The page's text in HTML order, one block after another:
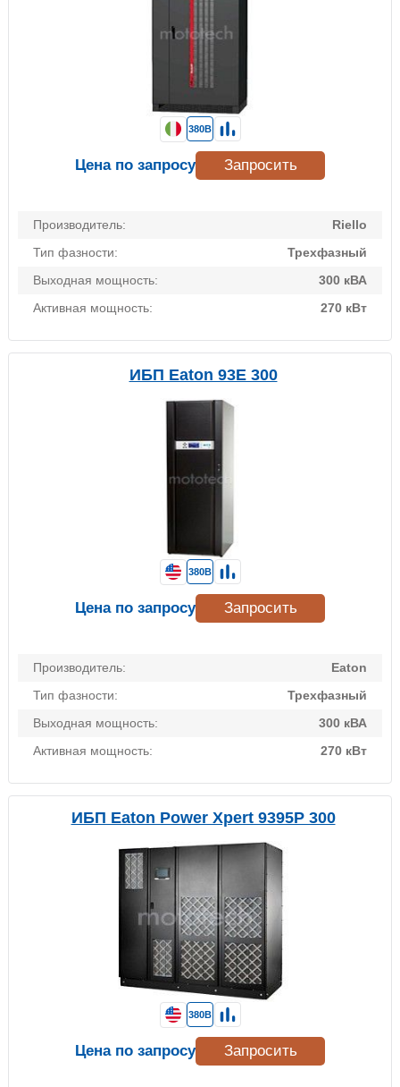
Производитель:
Riello
Тип фазности:
Трехфазный
Выходная мощность:
300 кВА
Активная мощность:
270 кВт
380В
Цена по запросу Запросить
ИБП Eaton 93E 300
Производитель:
Eaton
Тип фазности:
Трехфазный
Выходная мощность:
300 кВА
Активная мощность:
270 кВт
380В
Цена по запросу Запросить
ИБП Eaton Power Xpert 9395P 300
380В
Цена по запросу Запросить